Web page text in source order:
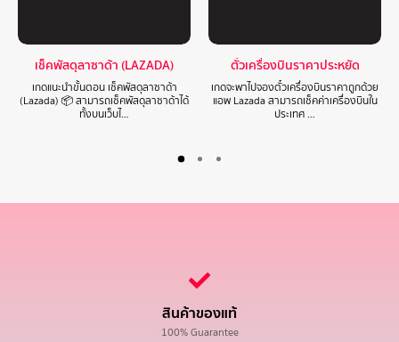
เช็คพัสดุลาซาด้า (LAZADA)
เกดแนะนำขั้นตอน เช็คพัสดุลาซาด้า
(Lazada) 📦 สามารถเช็คพัสดุลาซาด้าได้
ทั้งบนเว็บไ…
ตั๋วเครื่องบินราคาประหยัด
เกดจะพาไปจองตั๋วเครื่องบินราคาถูกด้วย
แอพ Lazada สามารถเช็คค่าเครื่องบินใน
ประเทศ …
สินค้าของแท้
100% Guarantee